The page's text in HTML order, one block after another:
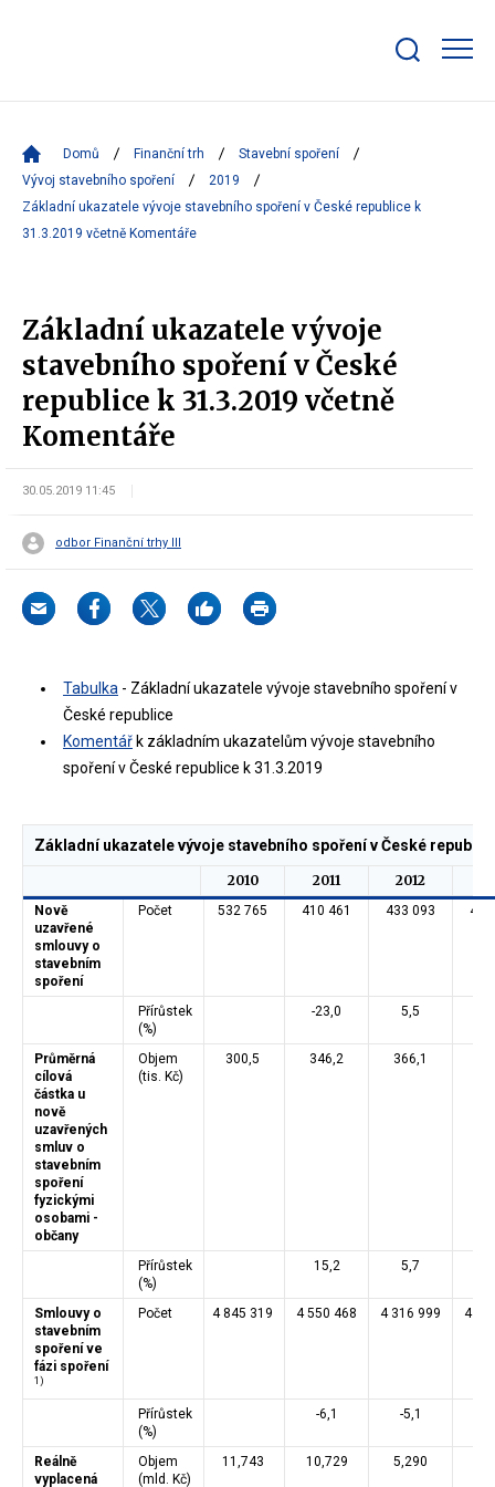
bar
Domů Finanční trh
Stavební spoření
Vývoj stavebního spoření
2019
Základní ukazatele vývoje stavebního spoření v České republice k
31.3.2019 včetně Komentáře
Základní ukazatele vývoje
stavebního spoření v České
republice k 31.3.2019 včetně
Komentáře
30.05.2019 11:45
odbor Finanční trhy III
Tabulka - Základní ukazatele vývoje stavebního spoření v
České republice
Komentář k základním ukazatelům vývoje stavebního
spoření v České republice k 31.3.2019
2010 2011 2012
Základní ukazatele vývoje stavebního spoření v České
Nově
uzavřené
smlouvy o
stavebním
spoření
Počet 532 765 410 461 433 093
Přírůstek
(%)
-23,0 5,5
Průměrná
cílová
částka u
nově
uzavřených
smluv o
stavebním
spoření
fyzickými
osobami -
občany
Objem
(tis. Kč)
300,5 346,2 366,1
Přírůstek
(%)
15,2 5,7
Smlouvy o
stavebním
spoření ve
fázi spoření
1)
Počet 4 845 319 4 550 468 4 316 999 4
Přírůstek
(%)
-6,1 -5,1
Reálně
vyplacená
Objem
(mld. Kč)
11,743 10,729 5,290